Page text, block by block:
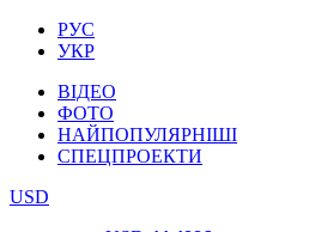
РУС
УКР
ВІДЕО
ФОТО
НАЙПОПУЛЯРНІШІ
СПЕЦПРОЕКТИ
USD